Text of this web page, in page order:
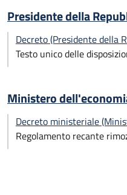
Presidente della
Decreto (Presidente della
Testo unico delle
Ministero
Decreto ministeriale
Regolamento recante